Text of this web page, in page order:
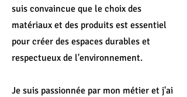
suis convaincue que le choix des
matériaux et des produits est essentiel
pour créer des espaces durables et
respectueux de l'environnement.
Je suis passionnée par mon métier et j'ai